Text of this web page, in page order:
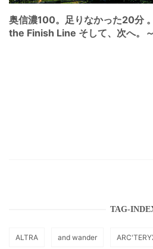
奥信濃100。足りなかった20分
the Finish Line そして、次へ。～
TAG-
ALTRA and wander